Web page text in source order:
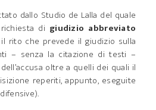
dallo Studio de Lalla del quale
di giudizio abbreviato
rito che prevede il giudizio sulla
– senza la citazione di testi –
oltre a quelli dei quali il
reperiti, appunto, eseguite